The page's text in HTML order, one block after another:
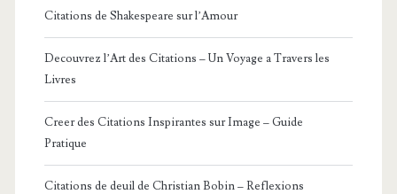
Citations de Shakespeare sur l’Amour
Decouvrez l’Art des Citations – Un Voyage a Travers les
Livres
Creer des Citations Inspirantes sur Image – Guide
Pratique
Citations de deuil de Christian Bobin – Reflexions